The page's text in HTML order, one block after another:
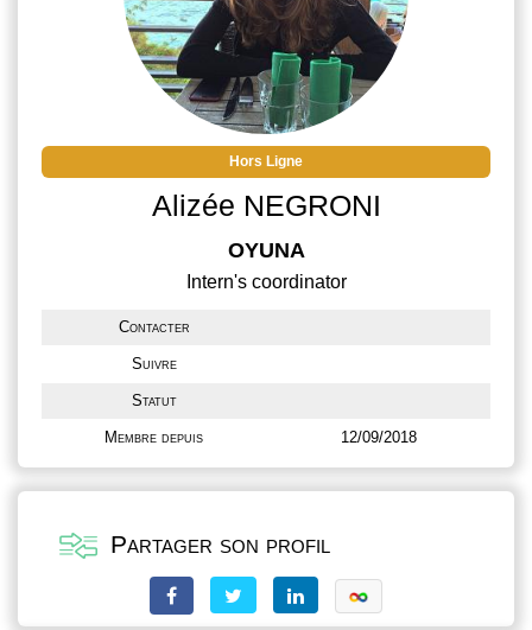
Hors Ligne
Alizée NEGRONI
OYUNA
Intern's coordinator
Contacter
Suivre
Statut
Membre depuis 12/09/2018
Partager son profil